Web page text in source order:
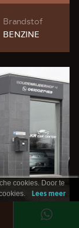
Brandstof
BENZINE
cookies. Door te
Lees meer